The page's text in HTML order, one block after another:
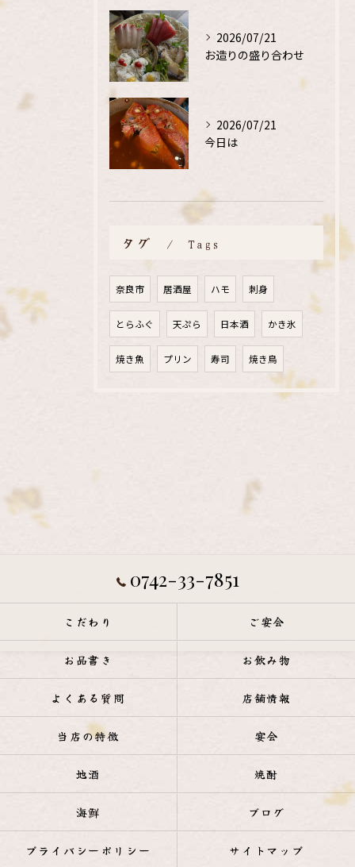
2026/07/21
お造りの盛り合わせ
2026/07/21
今日は
タグ Tags
奈良市 居酒屋 ハモ 刺身
とらふぐ 天ぷら 日本酒 かき氷
焼き魚 プリン 寿司 焼き鳥
0742-33-7851
こだわり ご宴会
お品書き お飲み物
よくある質問 店舗情報
当店の特徴 宴会
地酒 焼酎
海鮮 ブログ
プライバシーポリシー サイトマップ